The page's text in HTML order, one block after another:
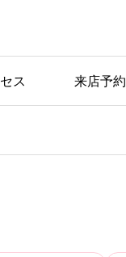
ス 来店予約